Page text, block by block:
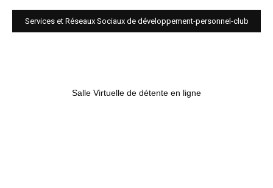
Services et Réseaux Sociaux de développement-personnel-club
Salle Virtuelle de détente en ligne